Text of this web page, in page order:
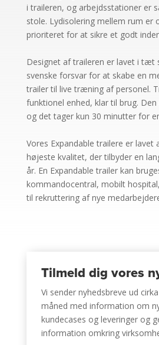
i traileren, og arbejdsstationer er
stole. Lydisolering mellem rum er
prioriteret for at sikre et godt
Designet af traileren er lavet i tæt
svenske forsvar for at skabe en
trailer til live træning af personel.
funktionel enhed, klar til brug.
og det tager kun 30 minutter for
Vores Expandable trailere er
højeste kvalitet, der tilbyder en
år. En Expandable trailer kan
kommandocentral, mobilt
til rekruttering af nye
Tilmeld dig vores
Vi sender nyhedsbreve ud
måned med information om
kundecases og leveringer og
information omkring